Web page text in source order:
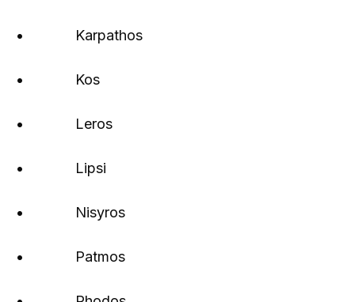
• Karpathos
• Kos
• Leros
• Lipsi
• Nisyros
• Patmos